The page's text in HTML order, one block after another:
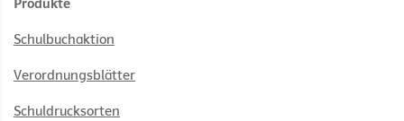
Produkte
Schulbuchaktion
Verordnungsblätter
Schuldrucksorten